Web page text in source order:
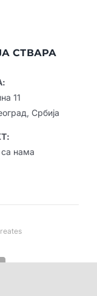
СТВАРА
11
Србија
са нама